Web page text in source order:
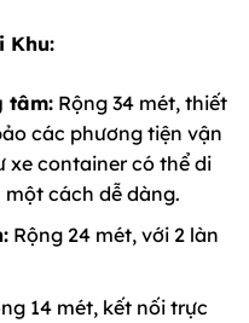
Khu:
tâm:Rộng 34 mét, thiết
các phương tiện vận
xe container có thể di
cách dễ dàng.
Rộng 24 mét, với 2 làn
14 mét, kết nối trực